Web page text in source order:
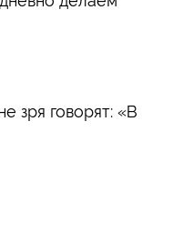
зря говорят: «В